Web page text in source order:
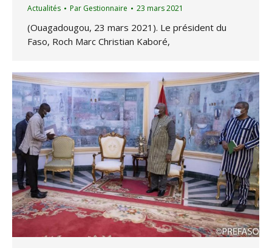
Actualités Par Gestionnaire 23 mars 2021
(Ouagadougou, 23 mars 2021). Le président du
Faso, Roch Marc Christian Kaboré,